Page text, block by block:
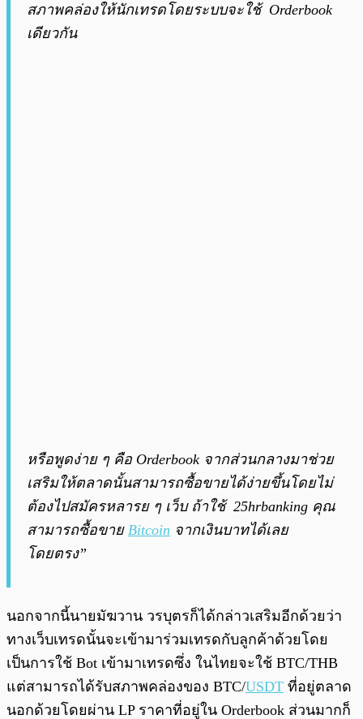
สภาพคล่องให้นักเทรดโดยระบบจะใช้ Orderbook
เดียวกัน
หรือพูดง่าย ๆ คือ Orderbook จากส่วนกลางมาช่วย
เสริมให้ตลาดนั้นสามารถซื้อขายได้ง่ายขึ้นโดยไม่
ต้องไปสมัครหลารย ๆ เว็บ ถ้าใช้ 25hrbanking คุณ
สามารถซื้อขาย Bitcoin จากเงินบาทได้เลย
โดยตรง”
นอกจากนี้นายมัฆวาน วรบุตรก็ได้กล่าวเสริมอีกด้วยว่า
ทางเว็บเทรดนั้นจะเข้ามาร่วมเทรดกับลูกค้าด้วยโดย
เป็นการใช้ Bot เข้ามาเทรดซึ่ง ในไทยจะใช้ BTC/THB
แต่สามารถได้รับสภาพคล่องของ BTC/USDT ที่อยู่ตลาด
นอกด้วยโดยผ่าน LP ราคาที่อยู่ใน Orderbook ส่วนมากก็